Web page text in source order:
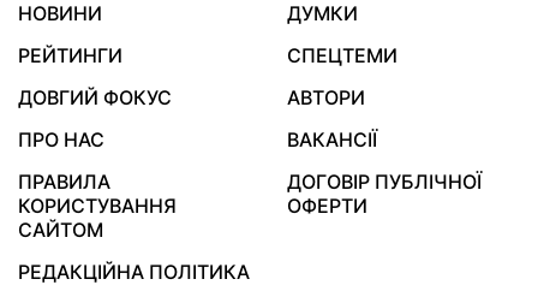
НОВИНИ
ДУМКИ
РЕЙТИНГИ
СПЕЦТЕМИ
ДОВГИЙ ФОКУС
АВТОРИ
ПРО НАС
ВАКАНСІЇ
ПРАВИЛА
КОРИСТУВАННЯ
САЙТОМ
ДОГОВІР ПУБЛІЧНОЇ
ОФЕРТИ
РЕДАКЦІЙНА ПОЛІТИКА